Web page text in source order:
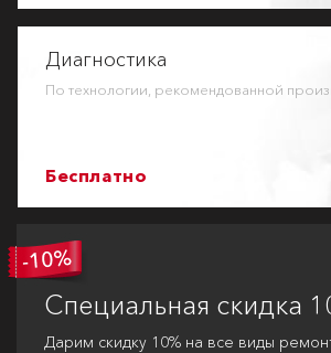
Диагностика
По технологии, рекомендованной
Бесплатно
Специальная скидка
Дарим скидку 10% на все виды